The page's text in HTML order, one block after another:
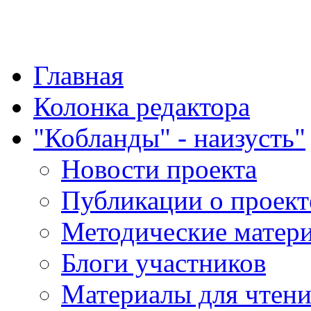
Главная
Колонка редактора
"Кобланды" - наизусть"
Новости проекта
Публикации о
Методические
Блоги участников
Материалы для